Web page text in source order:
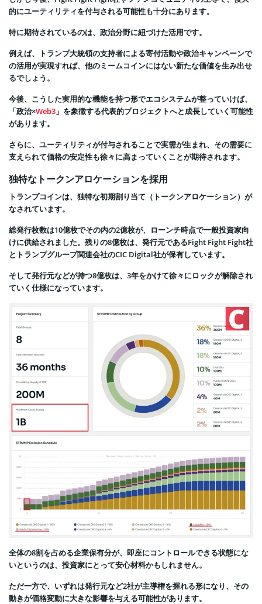
的にユーティリティを付与される可能性も十分にあります。
特に期待されているのは、政治分野に紐づけた活用です。
例えば、トランプ大統領の支持者による寄付活動や政治キャンペーンで
の活用が実現すれば、他のミームコインにはない新たな価値を生み出せ
るでしょう。
今後、こうした実用的な機能を持つ形でエコシステムが整っていけば、
「政治×Web3 」を象徴する代表的プロジェクトへと成長していく可能性
があります。
さらに、ユーティリティが付与されることで実需が生まれ、その需要に
支えられて価格の安定性も徐々に高まっていくことが期待されます。
独特なトークンアロケーションを採用
トランプコインは、独特な初期割り当て（トークンアロケーション）が
なされています。
総発行枚数は10億枚でその内の2億枚が、ローンチ時点で一般投資家向
けに供給されました。残りの8億枚は、発行元であるFight Fight Fight社
とトランプグループ関連会社のCIC Digital社が保有しています。
そして発行元などが持つ8億枚は、3年をかけて徐々にロックが解除され
ていく仕様になっています。
全体の8割を占める企業保有分が、即座にコントロールできる状態にな
いというのは、投資家にとって安心材料かもしれません。
ただ一方で、いずれは発行元など2社が主導権を握れる形になり、その
動きが価格変動に大きな影響を与える可能性があります。